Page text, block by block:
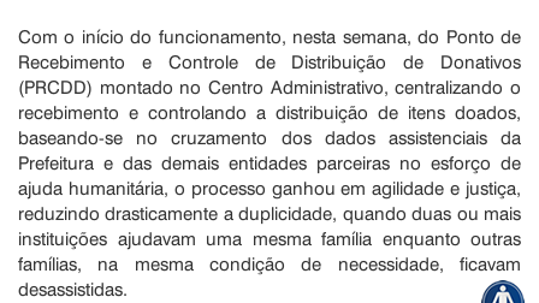
Com o início do funcionamento, nesta semana, do Ponto de
Recebimento e Controle de Distribuição de Donativos
(PRCDD) montado no Centro Administrativo, centralizando o
recebimento e controlando a distribuição de itens doados,
baseando-se no cruzamento dos dados assistenciais da
Prefeitura e das demais entidades parceiras no esforço de
ajuda humanitária, o processo ganhou em agilidade e justiça,
reduzindo drasticamente a duplicidade, quando duas ou mais
instituições ajudavam uma mesma família enquanto outras
famílias, na mesma condição de necessidade, ficavam
desassistidas.